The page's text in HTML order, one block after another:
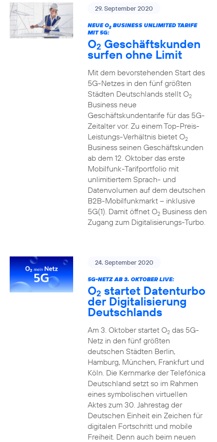
29. September 2020
NEUE O2BUSINESS UNLIMITED TARIFE
MIT 5G:
O2 Geschäftskunden
surfen ohne Limit
Mit dem bevorstehenden Start des
5G-Netzes in den fünf größten
Städten Deutschlands stellt O2
Business neue
Geschäftskundentarife für das 5G-
Zeitalter vor. Zu einem Top-Preis-
Leistungs-Verhältnis bietet O2
Business seinen Geschäftskunden
ab dem 12. Oktober das erste
Mobilfunk-Tarifportfolio mit
unlimitiertem Sprach- und
Datenvolumen auf dem deutschen
B2B-Mobilfunkmarkt – inklusive
5G(1). Damit öffnet O2Business den
Zugang zum Digitalisierungs-Turbo.
24. September 2020
5G-NETZ AB 3. OKTOBER LIVE:
O2 startet Datenturbo
der Digitalisierung
Deutschlands
Am 3. Oktober startet O2das 5G-
Netz in den fünf größten
deutschen Städten Berlin,
Hamburg, München, Frankfurt und
Köln. Die Kernmarke der Telefónica
Deutschland setzt so im Rahmen
eines symbolischen virtuellen
Aktes zum 30. Jahrestag der
Deutschen Einheit ein Zeichen für
digitalen Fortschritt und mobile
Freiheit. Denn auch beim neuen